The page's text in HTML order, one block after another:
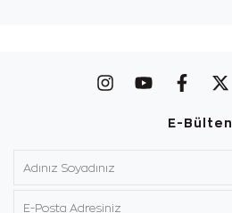
E-Bülten